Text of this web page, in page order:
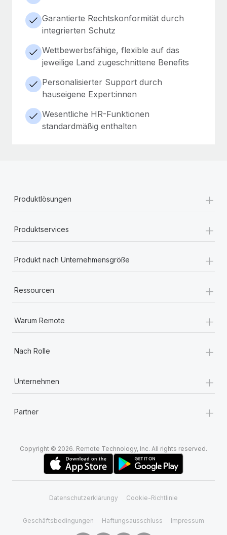
Garantierte Rechtskonformität durch
integrierten Schutz
Wettbewerbsfähige, flexible auf das
jeweilige Land zugeschnittene Benefits
Personalisierter Support durch
hauseigene Expert:innen
Wesentliche HR-Funktionen
standardmäßig enthalten
Produktlösungen +
Produktservices +
Produkt nach Unternehmensgröße +
Ressourcen +
Warum Remote +
Nach Rolle +
Unternehmen +
Partner +
Copyright © 2026. Remote Technology, Inc. All rights reserved.
Datenschutzerklärungy Cookie-Richtlinie
Geschäftsbedingungen Haftungsausschluss Impressum